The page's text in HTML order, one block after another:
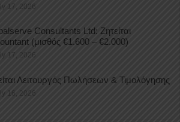
17, 2026
Consultants Ltd: Ζητείται
(μισθός €1.600 – €2.000)
17, 2026
Λειτουργός Πωλήσεων & Τιμολόγησης
16, 2026